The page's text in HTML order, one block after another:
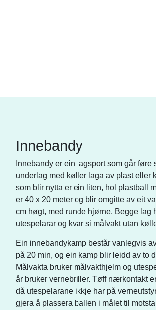
Innebandy
Innebandy er ein lagsport som går føre
underlag med køller laga av plast eller
som blir nytta er ein liten, hol plastball
er 40 x 20 meter og blir omgitte av eit
cm høgt, med runde hjørne. Begge lag
utespelarar og kvar si målvakt utan
Ein innebandykamp består vanlegvis
på 20 min, og ein kamp blir leidd av to
Målvakta bruker målvakthjelm og
år bruker vernebriller. Tøff nærkontakt
då utespelarane ikkje har på
gjera å plassera ballen i målet til